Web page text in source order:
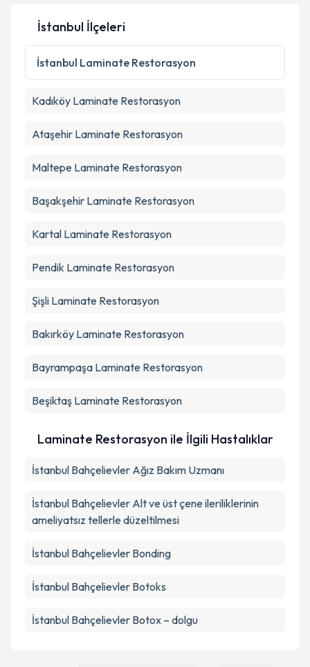
Kişisel verilerimin işlenmesine ilişkinAydınlatma
Metni
'ni okudum ve kişisel verilerimin belirtilen
kapsamda işlenmesini kabul ediyorum.
İstanbul İlçeleri
İstanbul Laminate Restorasyon
Kadıköy Laminate Restorasyon
Ataşehir Laminate Restorasyon
Maltepe Laminate Restorasyon
Başakşehir Laminate Restorasyon
Kartal Laminate Restorasyon
Pendik Laminate Restorasyon
Şişli Laminate Restorasyon
Bakırköy Laminate Restorasyon
Bayrampaşa Laminate Restorasyon
Beşiktaş Laminate Restorasyon
Laminate Restorasyon ile İlgili Hastalıklar
İstanbul Bahçelievler Ağız Bakım Uzmanı
İstanbul Bahçelievler Alt ve üst çene ileriliklerinin
ameliyatsız tellerle düzeltilmesi
İstanbul Bahçelievler Bonding
İstanbul Bahçelievler Botoks
İstanbul Bahçelievler Botox – dolgu